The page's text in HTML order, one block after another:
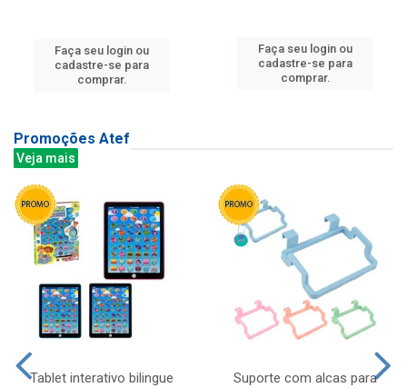
Faça seu login ou
cadastre-se para
comprar.
Faça seu login ou
cadastre-se para
comprar.
Promoções Atef
Veja mais
Tablet interativo bilingue
Suporte com alcas para